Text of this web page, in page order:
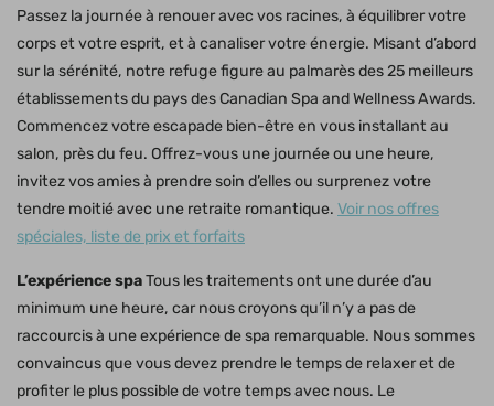
Passez la journée à renouer avec vos racines, à équilibrer votre
corps et votre esprit, et à canaliser votre énergie. Misant d’abord
sur la sérénité, notre refuge figure au palmarès des 25 meilleurs
établissements du pays des Canadian Spa and Wellness Awards.
Commencez votre escapade bien-être en vous installant au
salon, près du feu. Offrez-vous une journée ou une heure,
invitez vos amies à prendre soin d’elles ou surprenez votre
tendre moitié avec une retraite romantique. Voir nos offres
spéciales, liste de prix et forfaits
L’expérience spaTous les traitements ont une durée d’au
minimum une heure, car nous croyons qu’il n’y a pas de
raccourcis à une expérience de spa remarquable. Nous sommes
convaincus que vous devez prendre le temps de relaxer et de
profiter le plus possible de votre temps avec nous. Le